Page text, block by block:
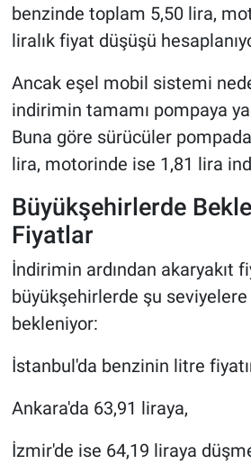
benzinde toplam 5,50 lira,
liralık fiyat düşüşü
Ancak eşel mobil sistemi
indirimin tamamı pompaya
Buna göre sürücüler
lira, motorinde ise 1,81 lira
Büyükşehirlerde
Fiyatlar
İndirimin ardından akaryakıt
büyükşehirlerde şu
bekleniyor:
İstanbul'da benzinin litre
Ankara'da 63,91 liraya,
İzmir'de ise 64,19 liraya